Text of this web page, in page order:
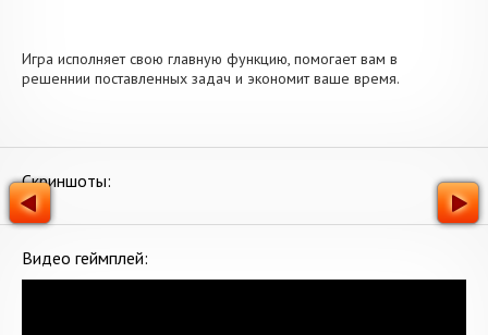
Игра исполняет свою главную функцию, помогает вам в
решеннии поставленных задач и экономит ваше время.
Скриншоты:
Видео геймплей: